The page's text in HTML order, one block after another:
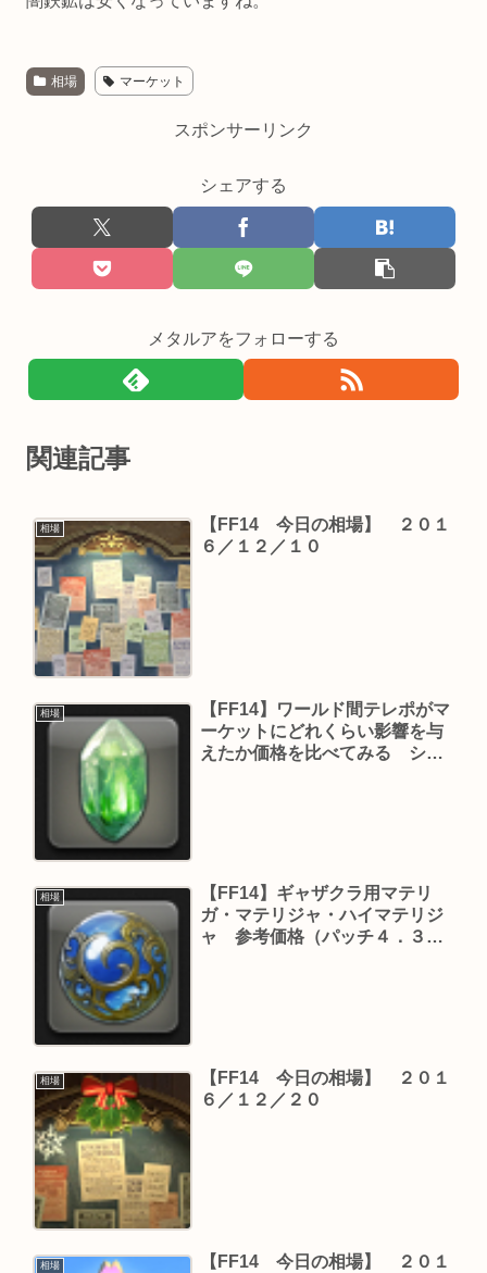
相場 マーケット
スポンサーリンク
シェアする
メタルアをフォローする
関連記事
相場
【FF14 今日の相場】 ２０１
６／１２／１０
相場
【FF14】ワールド間テレポがマ
ーケットにどれくらい影響を与
えたか価格を比べてみる シャ
相場
【FF14】ギャザクラ用マテリ
ガ・マテリジャ・ハイマテリジ
ャ 参考価格（パッチ４．３６
相場
【FF14 今日の相場】 ２０１
６／１２／２０
相場
【FF14 今日の相場】 ２０１